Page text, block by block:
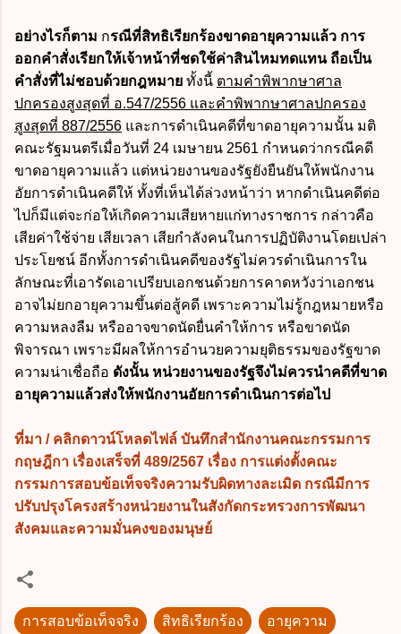
อย่างไรก็ตาม กรณีที่สิทธิเรียกร้องขาดอายุความแล้ว การ
ออกคำสั่งเรียกให้เจ้าหน้าที่ชดใช้ค่าสินไหมทดแทน ถือเป็น
คำสั่งที่ไม่ชอบด้วยกฎหมาย ทั้งนี้ ตามคำพิพากษาศาล
ปกครองสูงสุดที่ อ.547/2556 และคำพิพากษาศาลปกครอง
สูงสุดที่ 887/2556 และการดำเนินคดีที่ขาดอายุความนั้น มติ
คณะรัฐมนตรีเมื่อวันที่ 24 เมษายน 2561 กำหนดว่ากรณีคดี
ขาดอายุความแล้ว แต่หน่วยงานของรัฐยังยืนยันให้พนักงาน
อัยการดำเนินคดีให้ ทั้งที่เห็นได้ล่วงหน้าว่า หากดำเนินคดีต่อ
ไปก็มีแต่จะก่อให้เกิดความเสียหายแก่ทางราชการ กล่าวคือ
เสียค่าใช้จ่าย เสียเวลา เสียกำลังคนในการปฏิบัติงานโดยเปล่า
ประโยชน์ อีกทั้งการดำเนินคดีของรัฐไม่ควรดำเนินการใน
ลักษณะที่เอารัดเอาเปรียบเอกชนด้วยการคาดหวังว่าเอกชน
อาจไม่ยกอายุความขึ้นต่อสู้คดี เพราะความไม่รู้กฎหมายหรือ
ความหลงลืม หรืออาจขาดนัดยื่นคำให้การ หรือขาดนัด
พิจารณา เพราะมีผลให้การอำนวยความยุติธรรมของรัฐขาด
ความน่าเชื่อถือ ดังนั้น หน่วยงานของรัฐจึงไม่ควรนำคดีที่ขาด
อายุความแล้วส่งให้พนักงานอัยการดำเนินการต่อไป
ที่มา / คลิกดาวน์โหลดไฟล์ บันทึกสำนักงานคณะกรรมการ
กฤษฎีกา เรื่องเสร็จที่ 489/2567 เรื่อง การแต่งตั้งคณะ
กรรมการสอบข้อเท็จจริงความรับผิดทางละเมิด กรณีมีการ
ปรับปรุงโครงสร้างหน่วยงานในสังกัดกระทรวงการพัฒนา
สังคมและความมั่นคงของมนุษย์
การสอบข้อเท็จจริง สิทธิเรียกร้อง อายุความ